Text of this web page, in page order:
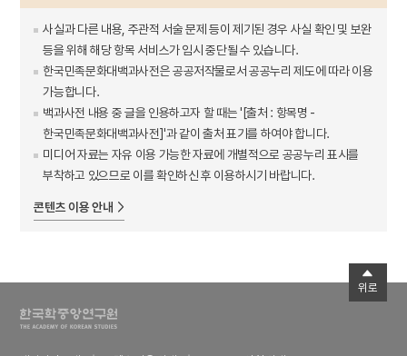
사실과 다른 내용, 주관적 서술 문제 등이 제기된 경우 사실 확인 및 보완
등을 위해 해당 항목 서비스가 임시 중단될 수 있습니다.
한국민족문화대백과사전은 공공저작물로서 공공누리 제도에 따라 이용
가능합니다.
백과사전 내용 중 글을 인용하고자 할 때는 '[출처 : 항목명 -
한국민족문화대백과사전]'과 같이 출처 표기를 하여야 합니다.
미디어 자료는 자유 이용 가능한 자료에 개별적으로 공공누리 표시를
부착하고 있으므로 이를 확인하신 후 이용하시기 바랍니다.
콘텐츠 이용 안내
위로